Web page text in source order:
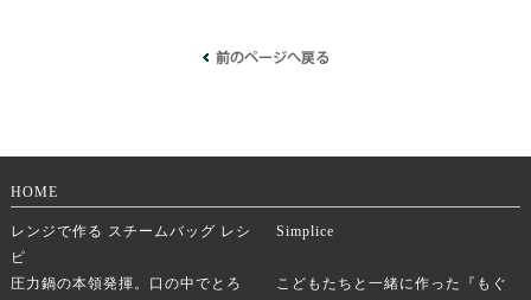
HOME
レンジで作る スチームバッグ レシ
ピ
Simplice
圧力鍋の本領発揮。口の中でとろ
こどもたちと一緒に作った『もぐ